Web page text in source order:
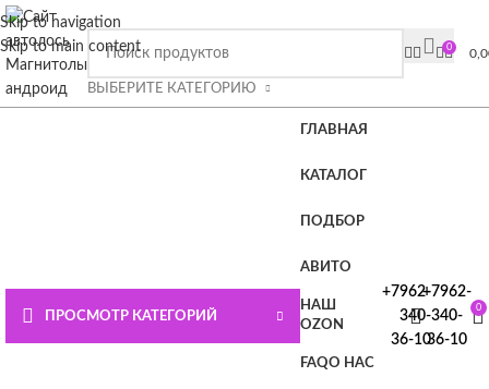
Skip to navigation
Skip to main content
ВЫБЕРИТЕ КАТЕГОРИЮ
0
ПРОСМОТР КАТЕГОРИЙ
ГЛАВНАЯ
КАТАЛОГ
ПОДБОР
АВИТО
НАШ
OZON
FAQО НАС
+7962-
340-
36-10
+7962-
340-
36-10
0
ВНИМАНИЕ СЮДА!!!! При покупке магнитолы Плюс или
Премиум лицензия в подарок.
странице или нажмите СЮДА